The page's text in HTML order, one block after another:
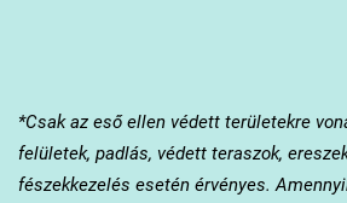
*Csak az eső ellen védett területekre
felületek, padlás, védett teraszok,
fészekkezelés esetén érvényes.